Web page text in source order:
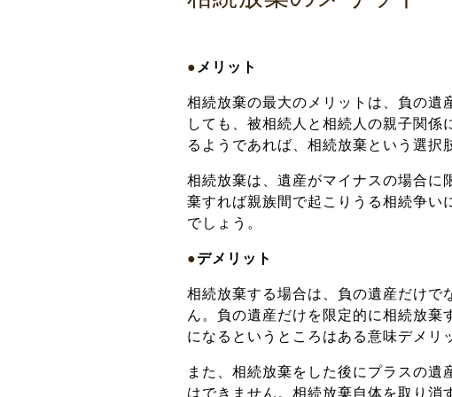
● メリット
相続放棄の最大のメリットは、負の遺
しても、被相続人と相続人の親子関
るようであれば、相続放棄という選択
相続放棄は、遺産がマイナスの場合に
棄すれば親族間で起こりうる相続争い
でしょう。
●デメリット
相続放棄する場合は、負の遺産だけで
ん。負の遺産だけを限定的に相続放棄
になるというところはある意味デメリ
また、相続放棄をした後にプラスの遺
はできません。相続放棄自体を取り